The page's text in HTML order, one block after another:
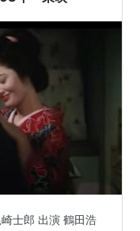
士郎 出演 鶴田浩